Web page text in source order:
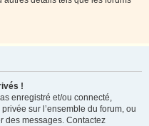
!
enregistré et/ou connecté,
sur l’ensemble du forum, ou
des messages. Contactez